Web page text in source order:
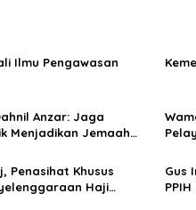
Ilmu Pengawasan
Anzar: Jaga
Menjadikan Jemaah
Penasihat Khusus
Haji
Gus